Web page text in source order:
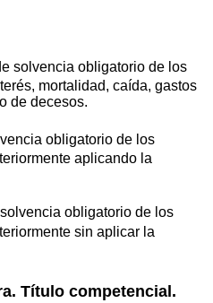
solvencia obligatorio de los
mortalidad, caída, gastos
de decesos.
obligatorio de los
aplicando la
obligatorio de los
sin aplicar la
Título competencial.